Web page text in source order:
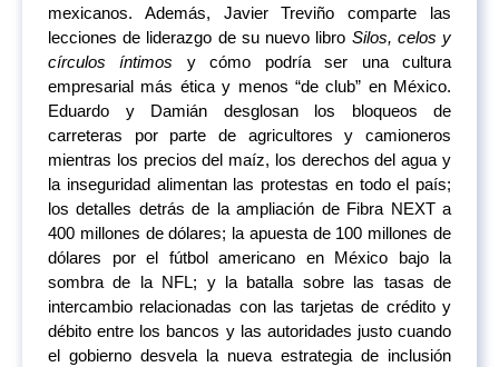
mexicanos. Además, Javier Treviño comparte las
lecciones de liderazgo de su nuevo libro Silos, celos y
círculos íntimos y cómo podría ser una cultura
empresarial más ética y menos “de club” en México.
Eduardo y Damián desglosan los bloqueos de
carreteras por parte de agricultores y camioneros
mientras los precios del maíz, los derechos del agua y
la inseguridad alimentan las protestas en todo el país;
los detalles detrás de la ampliación de Fibra NEXT a
400 millones de dólares; la apuesta de 100 millones de
dólares por el fútbol americano en México bajo la
sombra de la NFL; y la batalla sobre las tasas de
intercambio relacionadas con las tarjetas de crédito y
débito entre los bancos y las autoridades justo cuando
el gobierno desvela la nueva estrategia de inclusión